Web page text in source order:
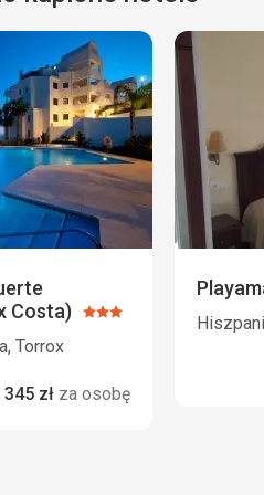
Costa) Ocena:
Torrox
345 zł za osobę